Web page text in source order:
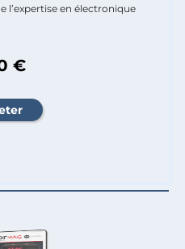
l’expertise en électronique
€